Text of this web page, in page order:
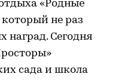
«Родные
не раз
наград. Сегодня
сада и школа